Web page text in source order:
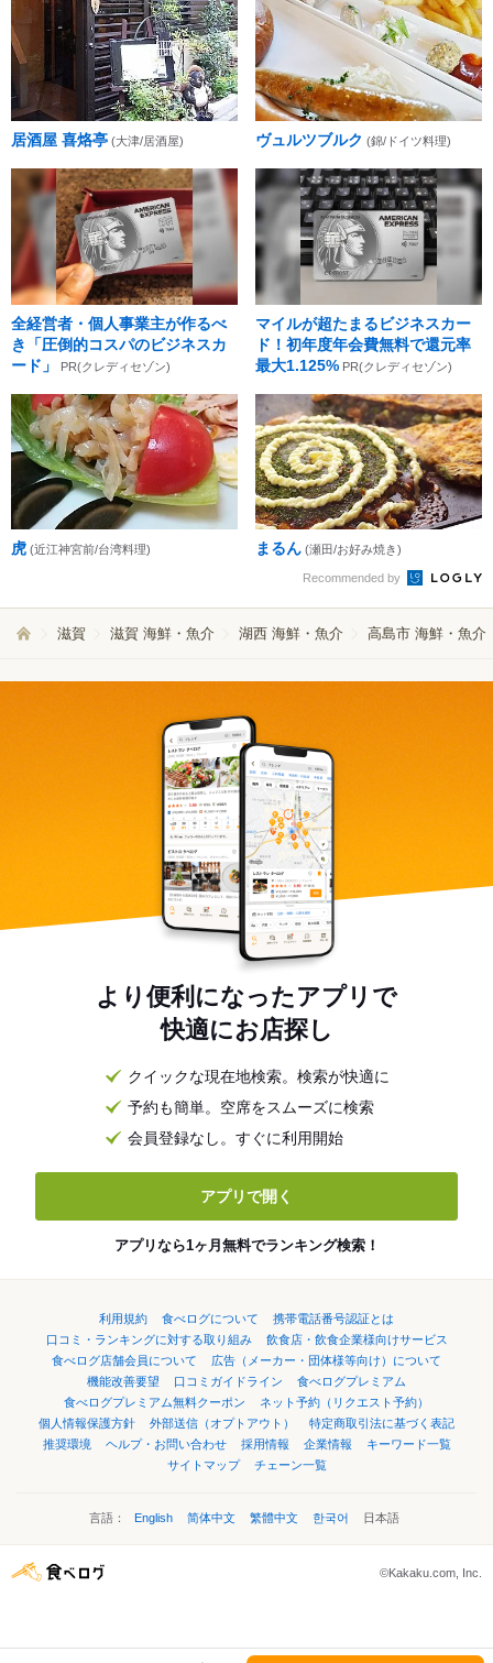
居酒屋 喜烙亭 (大津/居酒屋) ヴュルツブルク (錦/ドイツ料理)
全経営者・個人事業主が作るべ
き「圧倒的コスパのビジネスカ
ード」
PR(クレディセゾン)
マイルが超たまるビジネスカー
ド！初年度年会費無料で還元率
最大1.125% PR(クレディセゾン)
虎 (近江神宮前/台湾料理) まるん (瀬田/お好み焼き)
Recommended by
滋賀 滋賀 海鮮・魚介 湖西 海鮮・魚介 高島市 海鮮・魚介
より便利になったアプリで
快適にお店探し
クイックな現在地検索。検索が快適に
予約も簡単。空席をスムーズに検索
会員登録なし。すぐに利用開始
アプリで開く
アプリなら1ヶ月無料でランキング検索！
利用規約 食べログについて
携帯電話番号認証とは
口コミ・ランキングに対する取り組み
飲食店・飲食企業様向けサービス
食べログ店舗会員について
広告（メーカー・団体様等向け）について
機能改善要望
口コミガイドライン
食べログプレミアム
食べログプレミアム無料クーポン
ネット予約（リクエスト予約）
個人情報保護方針
外部送信（オプトアウト）
特定商取引法に基づく表記
推奨環境
ヘルプ・お問い合わせ 採用情報 企業情報
キーワード一覧
サイトマップ
チェーン一覧
言語： English 简体中文 繁體中文 한국어 日本語
©Kakaku.com, Inc.